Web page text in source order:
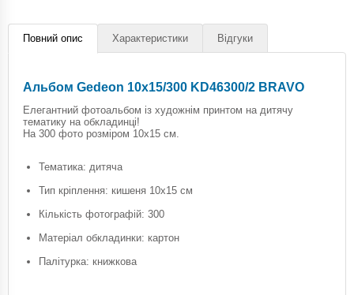
Повний опис Характеристики Відгуки
Альбом Gedeon 10х15/300 KD46300/2 BRAVO
Елегантний фотоальбом із художнім принтом на дитячу
тематику на обкладинці!
На 300 фото розміром 10х15 см.
Тематика: дитяча
Тип кріплення: кишеня 10х15 см
Кількість фотографій: 300
Матеріал обкладинки: картон
Палітурка: книжкова